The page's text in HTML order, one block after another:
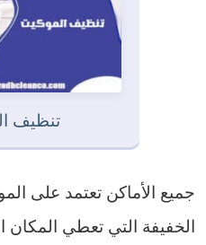
تنظيف
جميع الأماكن تعتمد على
الخفيفة التي تعطي المكان